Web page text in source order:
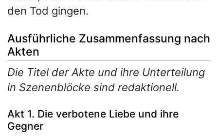
den Tod gingen.
Ausführliche Zusammenfassung nach
Akten
Die Titel der Akte und ihre Unterteilung
in Szenenblöcke sind redaktionell.
Akt 1. Die verbotene Liebe und ihre
Gegner